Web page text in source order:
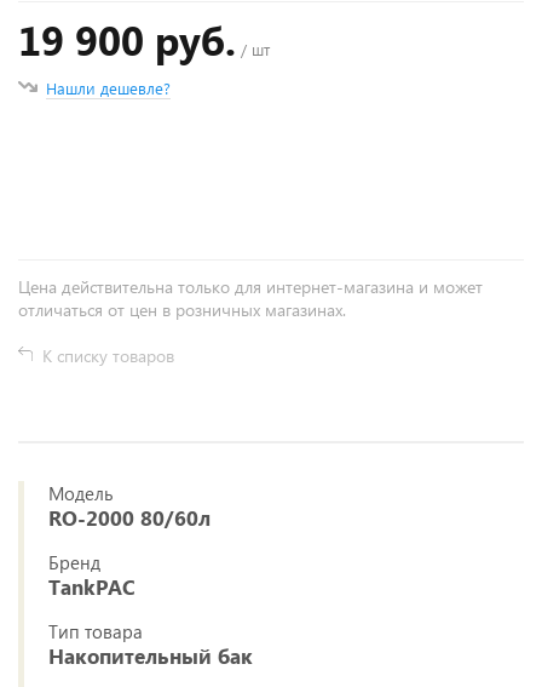
19 900 руб. / шт
Нашли дешевле?
Цена действительна только для интернет-магазина и может
отличаться от цен в розничных магазинах.
К списку товаров
Модель
RO-2000 80/60л
Бренд
TankPAC
Тип товара
Накопительный бак